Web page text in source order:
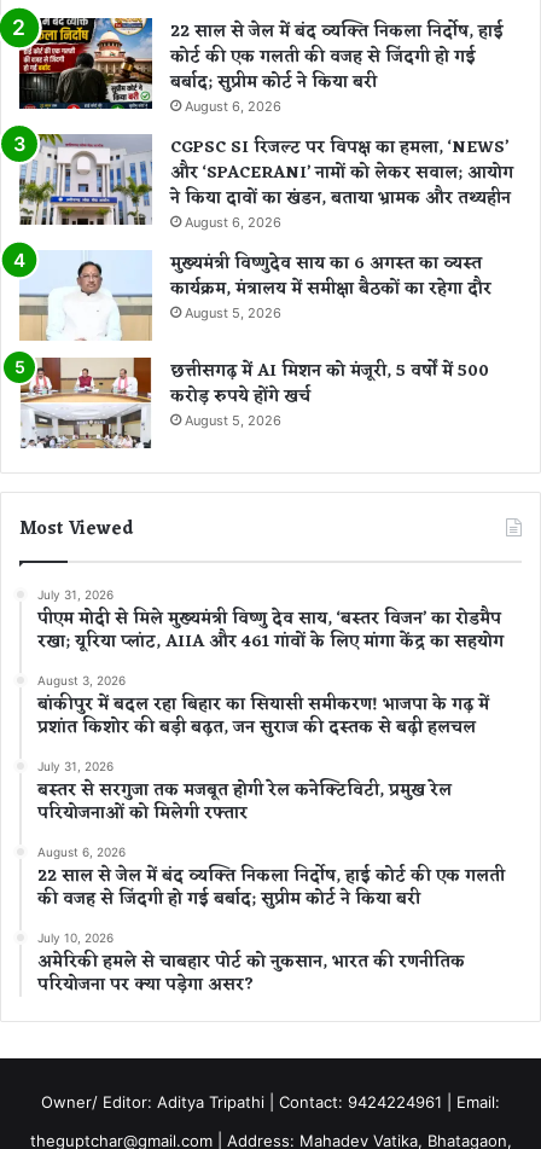
22 साल से जेल में बंद व्यक्ति निकला निर्दोष, हाई
कोर्ट की एक गलती की वजह से जिंदगी हो गई
बर्बाद; सुप्रीम कोर्ट ने किया बरी
August 6, 2026
CGPSC SI रिजल्ट पर विपक्ष का हमला, ‘NEWS’
और ‘SPACERANI’ नामों को लेकर सवाल; आयोग
ने किया दावों का खंडन, बताया भ्रामक और तथ्यहीन
August 6, 2026
मुख्यमंत्री विष्णुदेव साय का 6 अगस्त का व्यस्त
कार्यक्रम, मंत्रालय में समीक्षा बैठकों का रहेगा दौर
August 5, 2026
छत्तीसगढ़ में AI मिशन को मंजूरी, 5 वर्षों में 500
करोड़ रुपये होंगे खर्च
August 5, 2026
Most Viewed
July 31, 2026
पीएम मोदी से मिले मुख्यमंत्री विष्णु देव साय, ‘बस्तर विजन’ का रोडमैप
रखा; यूरिया प्लांट, AIIA और 461 गांवों के लिए मांगा केंद्र का सहयोग
August 3, 2026
बांकीपुर में बदल रहा बिहार का सियासी समीकरण! भाजपा के गढ़ में
प्रशांत किशोर की बड़ी बढ़त, जन सुराज की दस्तक से बढ़ी हलचल
July 31, 2026
बस्तर से सरगुजा तक मजबूत होगी रेल कनेक्टिविटी, प्रमुख रेल
परियोजनाओं को मिलेगी रफ्तार
August 6, 2026
22 साल से जेल में बंद व्यक्ति निकला निर्दोष, हाई कोर्ट की एक गलती
की वजह से जिंदगी हो गई बर्बाद; सुप्रीम कोर्ट ने किया बरी
July 10, 2026
अमेरिकी हमले से चाबहार पोर्ट को नुकसान, भारत की रणनीतिक
परियोजना पर क्या पड़ेगा असर?
Owner/ Editor: Aditya Tripathi | Contact: 9424224961 | Email:
theguptchar@gmail.com | Address: Mahadev Vatika, Bhatagaon,